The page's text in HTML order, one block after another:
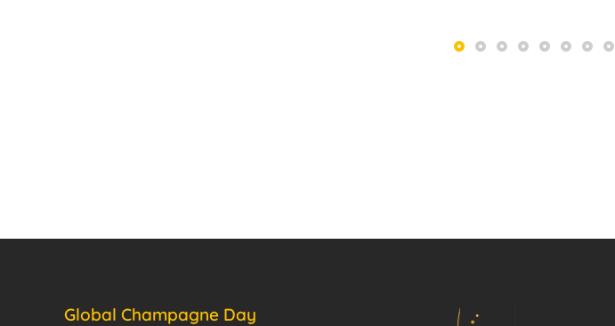
Global Champagne Day